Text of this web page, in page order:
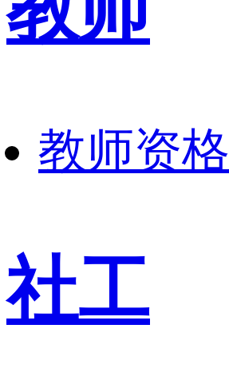
教师资格
社工